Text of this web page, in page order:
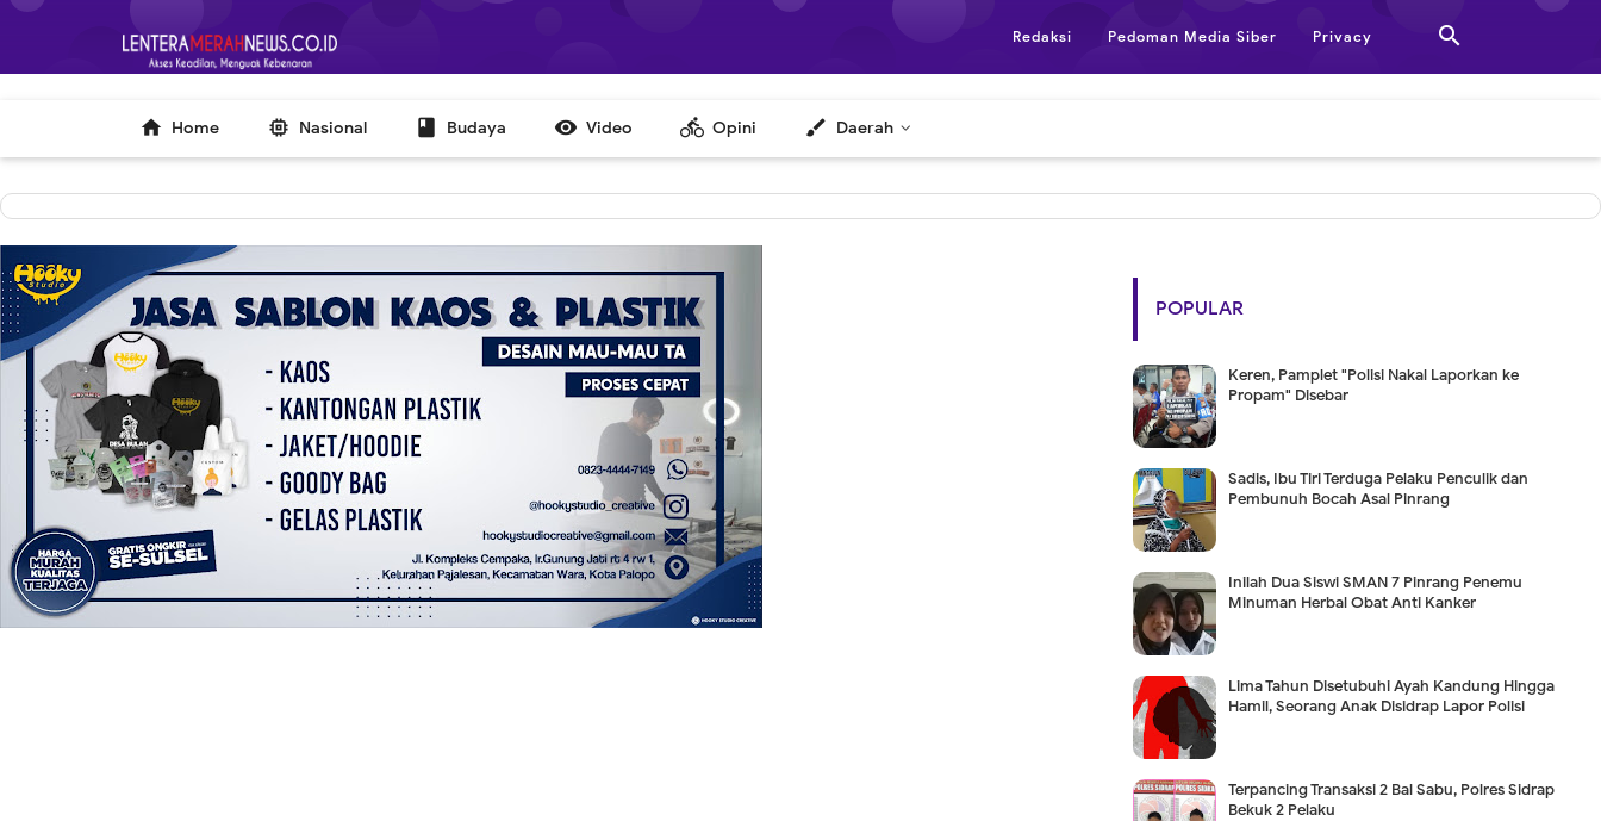
-->

Redaksi Pedoman Media Siber Privacy
 Home  Nasional  Budaya  Video directions_bike Opini brush Daerah
POPULAR
Keren, Pamplet "Polisi Nakal Laporkan ke
Propam" Disebar
Sadis, Ibu Tiri Terduga Pelaku Penculik dan
Pembunuh Bocah Asal Pinrang
Inilah Dua Siswi SMAN 7 Pinrang Penemu
Minuman Herbal Obat Anti Kanker
Lima Tahun Disetubuhi Ayah Kandung Hingga
Hamil, Seorang Anak Disidrap Lapor Polisi
Terpancing Transaksi 2 Bal Sabu, Polres Sidrap
Bekuk 2 Pelaku